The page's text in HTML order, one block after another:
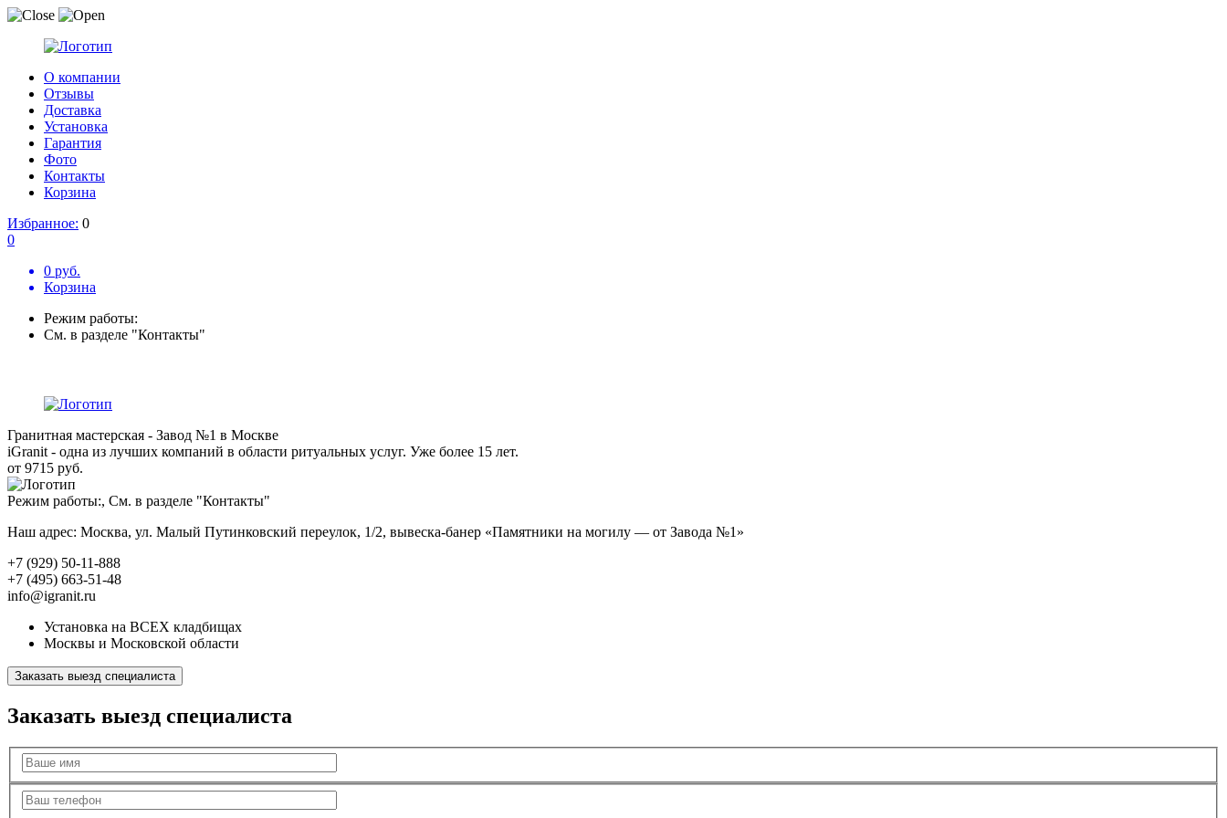
О компании
Отзывы
Доставка
Установка
Гарантия
Фото
Контакты
Корзина
Избранное: 0
0
0 руб.
Корзина
Режим работы:
См. в разделе "Контакты"
Гранитная мастерская - Завод №1 в Москве
iGranit - одна из лучших компаний в области ритуальных услуг. Уже более 15 лет.
от 9715 руб.
Режим работы:, См. в разделе "Контакты"
Наш адрес: Москва, ул. Малый Путинковский переулок, 1/2, вывеска-банер «Памятники на могилу — от Завода №1»
+7 (929) 50-11-888
+7 (495) 663-51-48
info@igranit.ru
Установка на ВСЕХ кладбищах
Москвы и Московской области
Заказать выезд специалиста
Заказать выезд специалиста